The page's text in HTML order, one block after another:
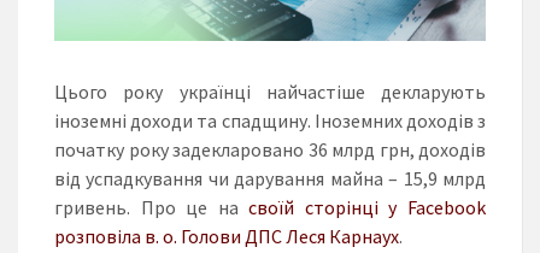
Цього року українці найчастіше декларують
іноземні доходи та спадщину. Іноземних доходів з
початку року задекларовано 36 млрд грн, доходів
від успадкування чи дарування майна – 15,9 млрд
гривень. Про це насвоїй сторінці у Facebook
розповіла в. о. Голови ДПС Леся Карнаух.